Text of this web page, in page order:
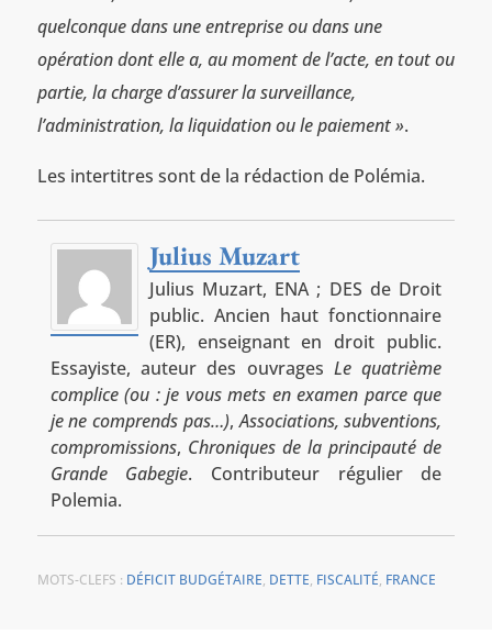
quelconque dans une entreprise ou dans une
opération dont elle a, au moment de l’acte, en tout ou
partie, la charge d’assurer la surveillance,
l’administration, la liquidation ou le paiement ».
Les intertitres sont de la rédaction de Polémia.
Julius Muzart
Julius Muzart, ENA ; DES de Droit
public. Ancien haut fonctionnaire
(ER), enseignant en droit public.
Essayiste, auteur des ouvragesLe quatrième
complice (ou : je vous mets en examen parce que
je ne comprends pas…),Associations, subventions,
compromissions, Chroniques de la principauté de
Grande Gabegie. Contributeur régulier de
Polemia.
MOTS-CLEFS : DÉFICIT BUDGÉTAIRE, DETTE, FISCALITÉ, FRANCE